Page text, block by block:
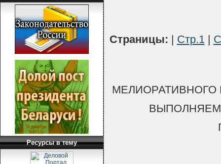
Ресурсы в тему
Страницы: | Стр.1|
МЕЛИОРАТИВНОГО